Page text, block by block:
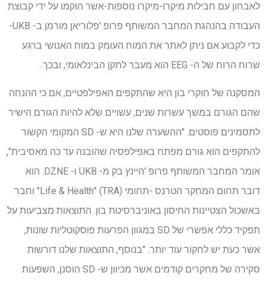
לאבחון עם חבילות מיקרו-מיקרו נוספות-אשר הוקמו על ידי קבוצת
העבודה בהנהגת המחבר המשותף פרופ 'פלוריאן מורמן ב- UKB-
כדי לקבוע אם ניתן לאתר את המוח העומק במוח האנושי ברגע
שרוח הרוח של ה- EEG הוא מעבר לתקן הבינלאומי, ובכך.
המסקנה של חוקרי בון היא שהתקפים האפילפטיים, אם כי ההנחה
שהם הגורם במשך עשרות שנים, עשויים שלא להיות הגורם הישיר
לתסמינים פוסטים. "ההשערה שלנו היא ש- SD המקומי הקשור
להתקפים הוא גורם מפתח באפילפסיה שהובנה עד כה מאסיבית",
אומר המחבר המשותף פרופ 'היינץ בק מ- UKB ו- DZNE. הוא
דובר תחום המחקר הטרנס -תחומי (TRA) "Life & Health" וחבר
באשכול הצטיינות החיסון באוניברסיטת בון. התוצאות מצביעות על
תפקיד כללי אפשרי של SD במגוון הפרעות פוסקוטליות שונות,
אשר כעת יש לחקור עוד יותר. "בנוסף, התוצאות שלנו דורשות
סקירה של מחקרים קודמים אשר מכיוון ש- SD הוסנן, השפעות